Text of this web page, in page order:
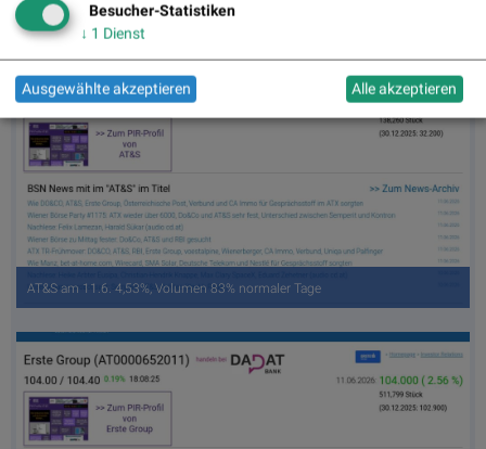
DO&CO am 11.6. 7,82%, Volumen 270% normaler Tage
AT&S am 11.6. 4,53%, Volumen 83% normaler Tage
Besucher-Statistiken
↓ 1 Dienst
Ausgewählte akzeptieren Alle akzeptieren